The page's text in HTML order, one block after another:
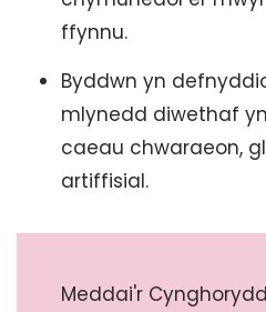
ffynnu.
Byddwn yn
mlynedd diwethaf
caeau chwaraeon,
artiffisial.
Meddai'r